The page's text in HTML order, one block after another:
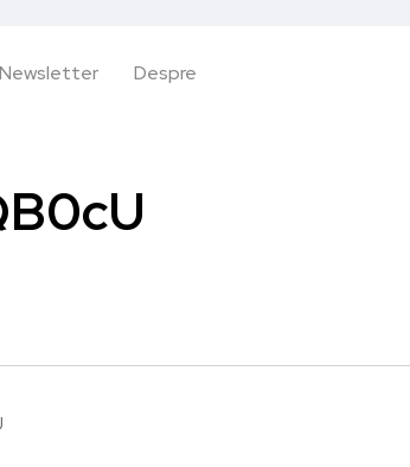
Newsletter Despre